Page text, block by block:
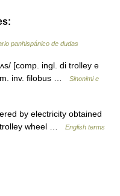
panhispánico de dudas
[comp. ingl. di trolley e
m. inv. filobus …
Sinonimi e
by electricity obtained
trolley wheel …
English terms